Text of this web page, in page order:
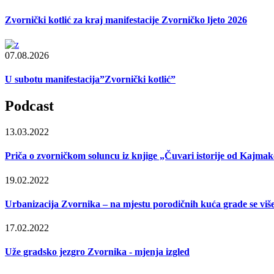
Zvornički kotlić za kraj manifestacije Zvorničko ljeto 2026
07.08.2026
U subotu manifestacija”Zvornički kotlić”
Podcast
13.03.2022
Priča o zvorničkom soluncu iz knjige „Čuvari istorije od
19.02.2022
Urbanizacija Zvornika – na mjestu porodičnih kuća grade se
17.02.2022
Uže gradsko jezgro Zvornika - mjenja izgled